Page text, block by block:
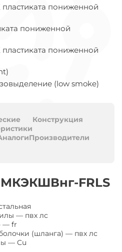
пониженной
пониженной
пониженной
(low smoke)
Конструкция
Производители
FRLS
— пвх лс
— fr
(шланга) — пвх лс
— Cu